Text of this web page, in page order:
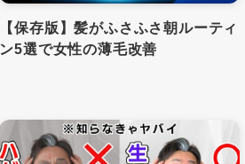
【保存版】髪がふさふさ朝ルーティ
ン5選で女性の薄毛改善